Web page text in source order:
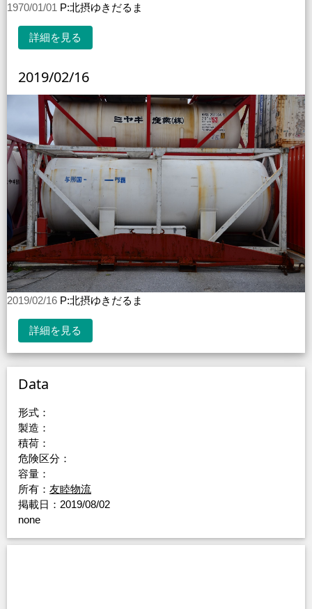
1970/01/01 P:北摂ゆきだるま
詳細を見る
2019/02/16
2019/02/16 P:北摂ゆきだるま
詳細を見る
Data
形式：
製造：
積荷：
危険区分：
容量：
所有： 友睦物流
掲載日：2019/08/02
none